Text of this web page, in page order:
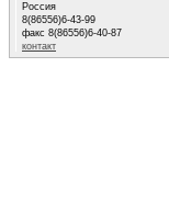
Россия
8(86556)6-43-99
факс 8(86556)6-40-87
контакт